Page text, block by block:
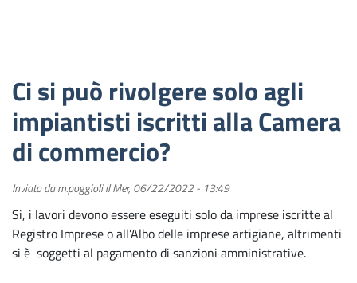
Ci si può rivolgere solo agli
impiantisti iscritti alla Camera
di commercio?
Inviato dam.poggioliilMer, 06/22/2022 - 13:49
Si, i lavori devono essere eseguiti solo da imprese iscritte al
Registro Imprese o all’Albo delle imprese artigiane, altrimenti
si è soggetti al pagamento di sanzioni amministrative.